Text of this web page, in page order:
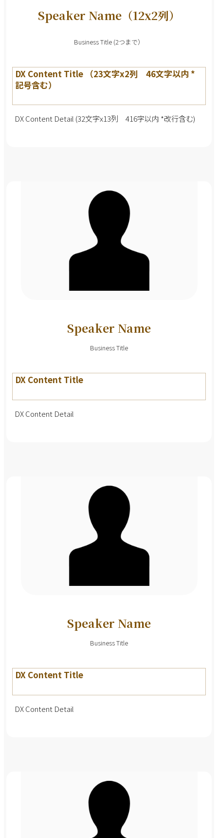
Speaker Name（12x2列）
Business Title (2つまで）
DX Content Title （23文字x2列 46文字以内 *
記号含む）
DX Content Detail (32文字x13列 416字以内 *改行含む)
Speaker Name
Business Title
DX Content Title
DX Content Detail
Speaker Name
Business Title
DX Content Title
DX Content Detail